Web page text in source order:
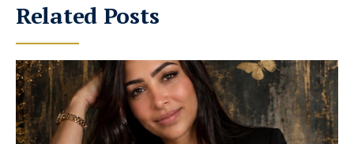
Related Posts